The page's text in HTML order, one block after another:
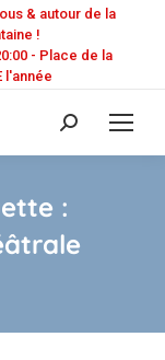
& autour de la
!
- Place de la
l'année
Recherche
:
: